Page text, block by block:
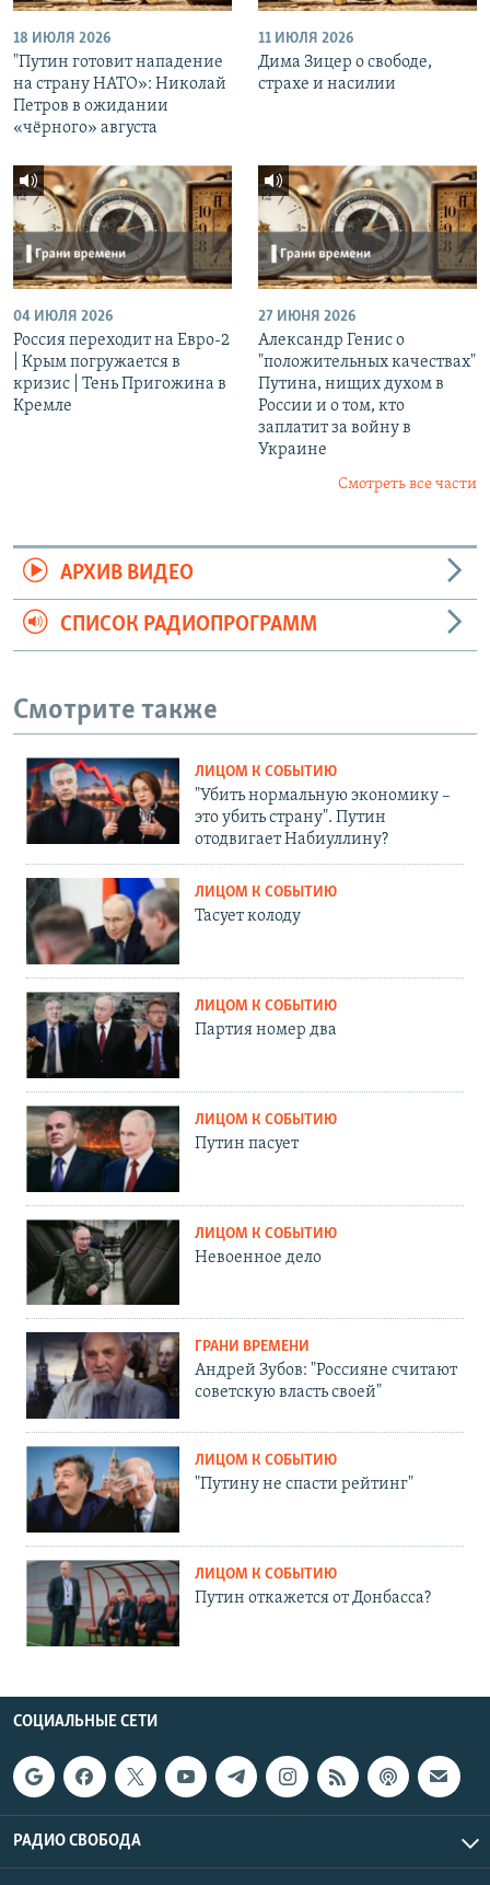
18 ИЮЛЯ 2026
"Путин готовит нападение
на страну НАТО»: Николай
Петров в ожидании
«чёрного» августа
11 ИЮЛЯ 2026
Дима Зицер о свободе,
страхе и насилии
04 ИЮЛЯ 2026
Россия переходит на Евро-2
| Крым погружается в
кризис | Тень Пригожина в
Кремле
27 ИЮНЯ 2026
Александр Генис о
"положительных качествах"
Путина, нищих духом в
России и о том, кто
заплатит за войну в
Украине
Смотреть все части
АРХИВ ВИДЕО
СПИСОК РАДИОПРОГРАММ
Смотрите также
ЛИЦОМ К СОБЫТИЮ
"Убить нормальную экономику –
это убить страну". Путин
отодвигает Набиуллину?
ЛИЦОМ К СОБЫТИЮ
Тасует колоду
ЛИЦОМ К СОБЫТИЮ
Партия номер два
ЛИЦОМ К СОБЫТИЮ
Путин пасует
ЛИЦОМ К СОБЫТИЮ
Невоенное дело
ГРАНИ ВРЕМЕНИ
Андрей Зубов: "Россияне считают
советскую власть своей"
ЛИЦОМ К СОБЫТИЮ
"Путину не спасти рейтинг"
ЛИЦОМ К СОБЫТИЮ
Путин откажется от Донбасса?
СОЦИАЛЬНЫЕ СЕТИ
РАДИО СВОБОДА